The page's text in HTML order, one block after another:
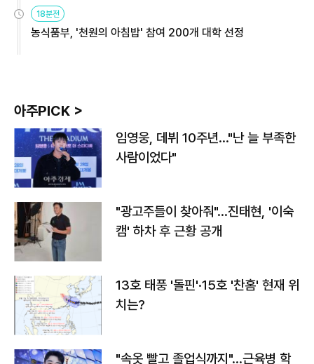
18분전
농식품부, '천원의 아침밥' 참여 200개 대학 선정
아주PICK >
임영웅, 데뷔 10주년…"난 늘 부족한
사람이었다"
"광고주들이 찾아줘"…진태현, '이숙
캠' 하차 후 근황 공개
13호 태풍 '돌핀'·15호 '찬홈' 현재 위
치는?
"속옷 빨고 졸업식까지"…근육병 학